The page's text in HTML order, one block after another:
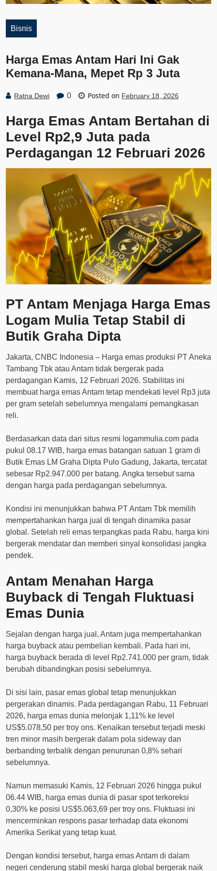
Bisnis
Harga Emas Antam Hari Ini Gak
Kemana-Mana, Mepet Rp 3 Juta
Ratna Dewi 0 Posted on February 18, 2026
Harga Emas Antam Bertahan di
Level Rp2,9 Juta pada
Perdagangan 12 Februari 2026
PT Antam Menjaga Harga Emas
Logam Mulia Tetap Stabil di
Butik Graha Dipta
Jakarta, CNBC Indonesia – Harga emas produksi PT Aneka
Tambang Tbk atau Antam tidak bergerak pada
perdagangan Kamis, 12 Februari 2026. Stabilitas ini
membuat harga emas Antam tetap mendekati level Rp3 juta
per gram setelah sebelumnya mengalami pemangkasan
reli.
Berdasarkan data dari situs resmi logammulia.com pada
pukul 08.17 WIB, harga emas batangan satuan 1 gram di
Butik Emas LM Graha Dipta Pulo Gadung, Jakarta, tercatat
sebesar Rp2.947.000 per batang. Angka tersebut sama
dengan harga pada perdagangan sebelumnya.
Kondisi ini menunjukkan bahwa PT Antam Tbk memilih
mempertahankan harga jual di tengah dinamika pasar
global. Setelah reli emas terpangkas pada Rabu, harga kini
bergerak mendatar dan memberi sinyal konsolidasi jangka
pendek.
Antam Menahan Harga
Buyback di Tengah Fluktuasi
Emas Dunia
Sejalan dengan harga jual, Antam juga mempertahankan
harga buyback atau pembelian kembali. Pada hari ini,
harga buyback berada di level Rp2.741.000 per gram, tidak
berubah dibandingkan posisi sebelumnya.
Di sisi lain, pasar emas global tetap menunjukkan
pergerakan dinamis. Pada perdagangan Rabu, 11 Februari
2026, harga emas dunia melonjak 1,11% ke level
US$5.078,50 per troy ons. Kenaikan tersebut terjadi meski
tren minor masih bergerak dalam pola sideway dan
berbanding terbalik dengan penurunan 0,8% sehari
sebelumnya.
Namun memasuki Kamis, 12 Februari 2026 hingga pukul
06.44 WIB, harga emas dunia di pasar spot terkoreksi
0,30% ke posisi US$5.063,69 per troy ons. Fluktuasi ini
mencerminkan respons pasar terhadap data ekonomi
Amerika Serikat yang tetap kuat.
Dengan kondisi tersebut, harga emas Antam di dalam
negeri cenderung stabil meski harga global bergerak naik